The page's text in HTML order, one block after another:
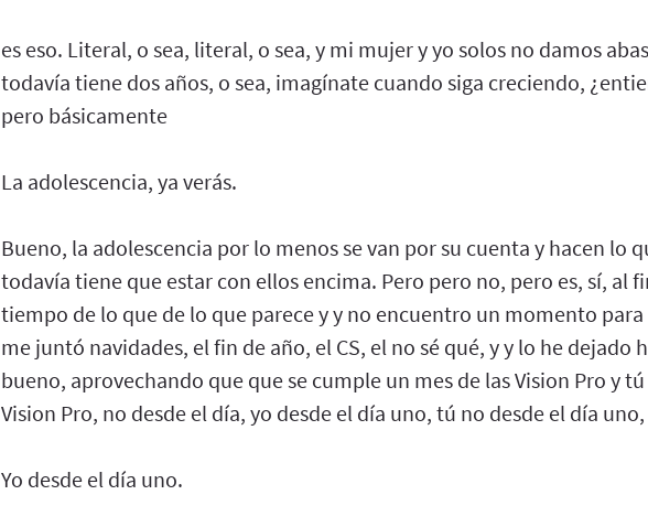
es eso. Literal, o sea, literal, o sea, y mi mujer y yo solos no damos
todavía tiene dos años, o sea, imagínate cuando siga creciendo,
pero básicamente
La adolescencia, ya verás.
Bueno, la adolescencia por lo menos se van por su cuenta y hacen lo
todavía tiene que estar con ellos encima. Pero pero no, pero es, sí, al
tiempo de lo que de lo que parece y y no encuentro un momento para
me juntó navidades, el fin de año, el CS, el no sé qué, y y lo he dejado
bueno, aprovechando que que se cumple un mes de las Vision Pro y
Vision Pro, no desde el día, yo desde el día uno, tú no desde el día
Yo desde el día uno.